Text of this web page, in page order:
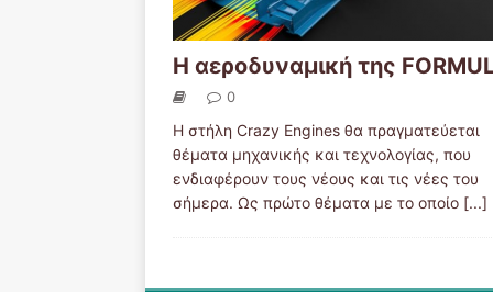
Η αεροδυναμική της
0
Η στήλη Crazy Engines θα πραγματεύεται
θέματα μηχανικής και τεχνολογίας, που
ενδιαφέρουν τους νέους και τις νέες του
σήμερα. Ως πρώτο θέματα με το οποίο [...]